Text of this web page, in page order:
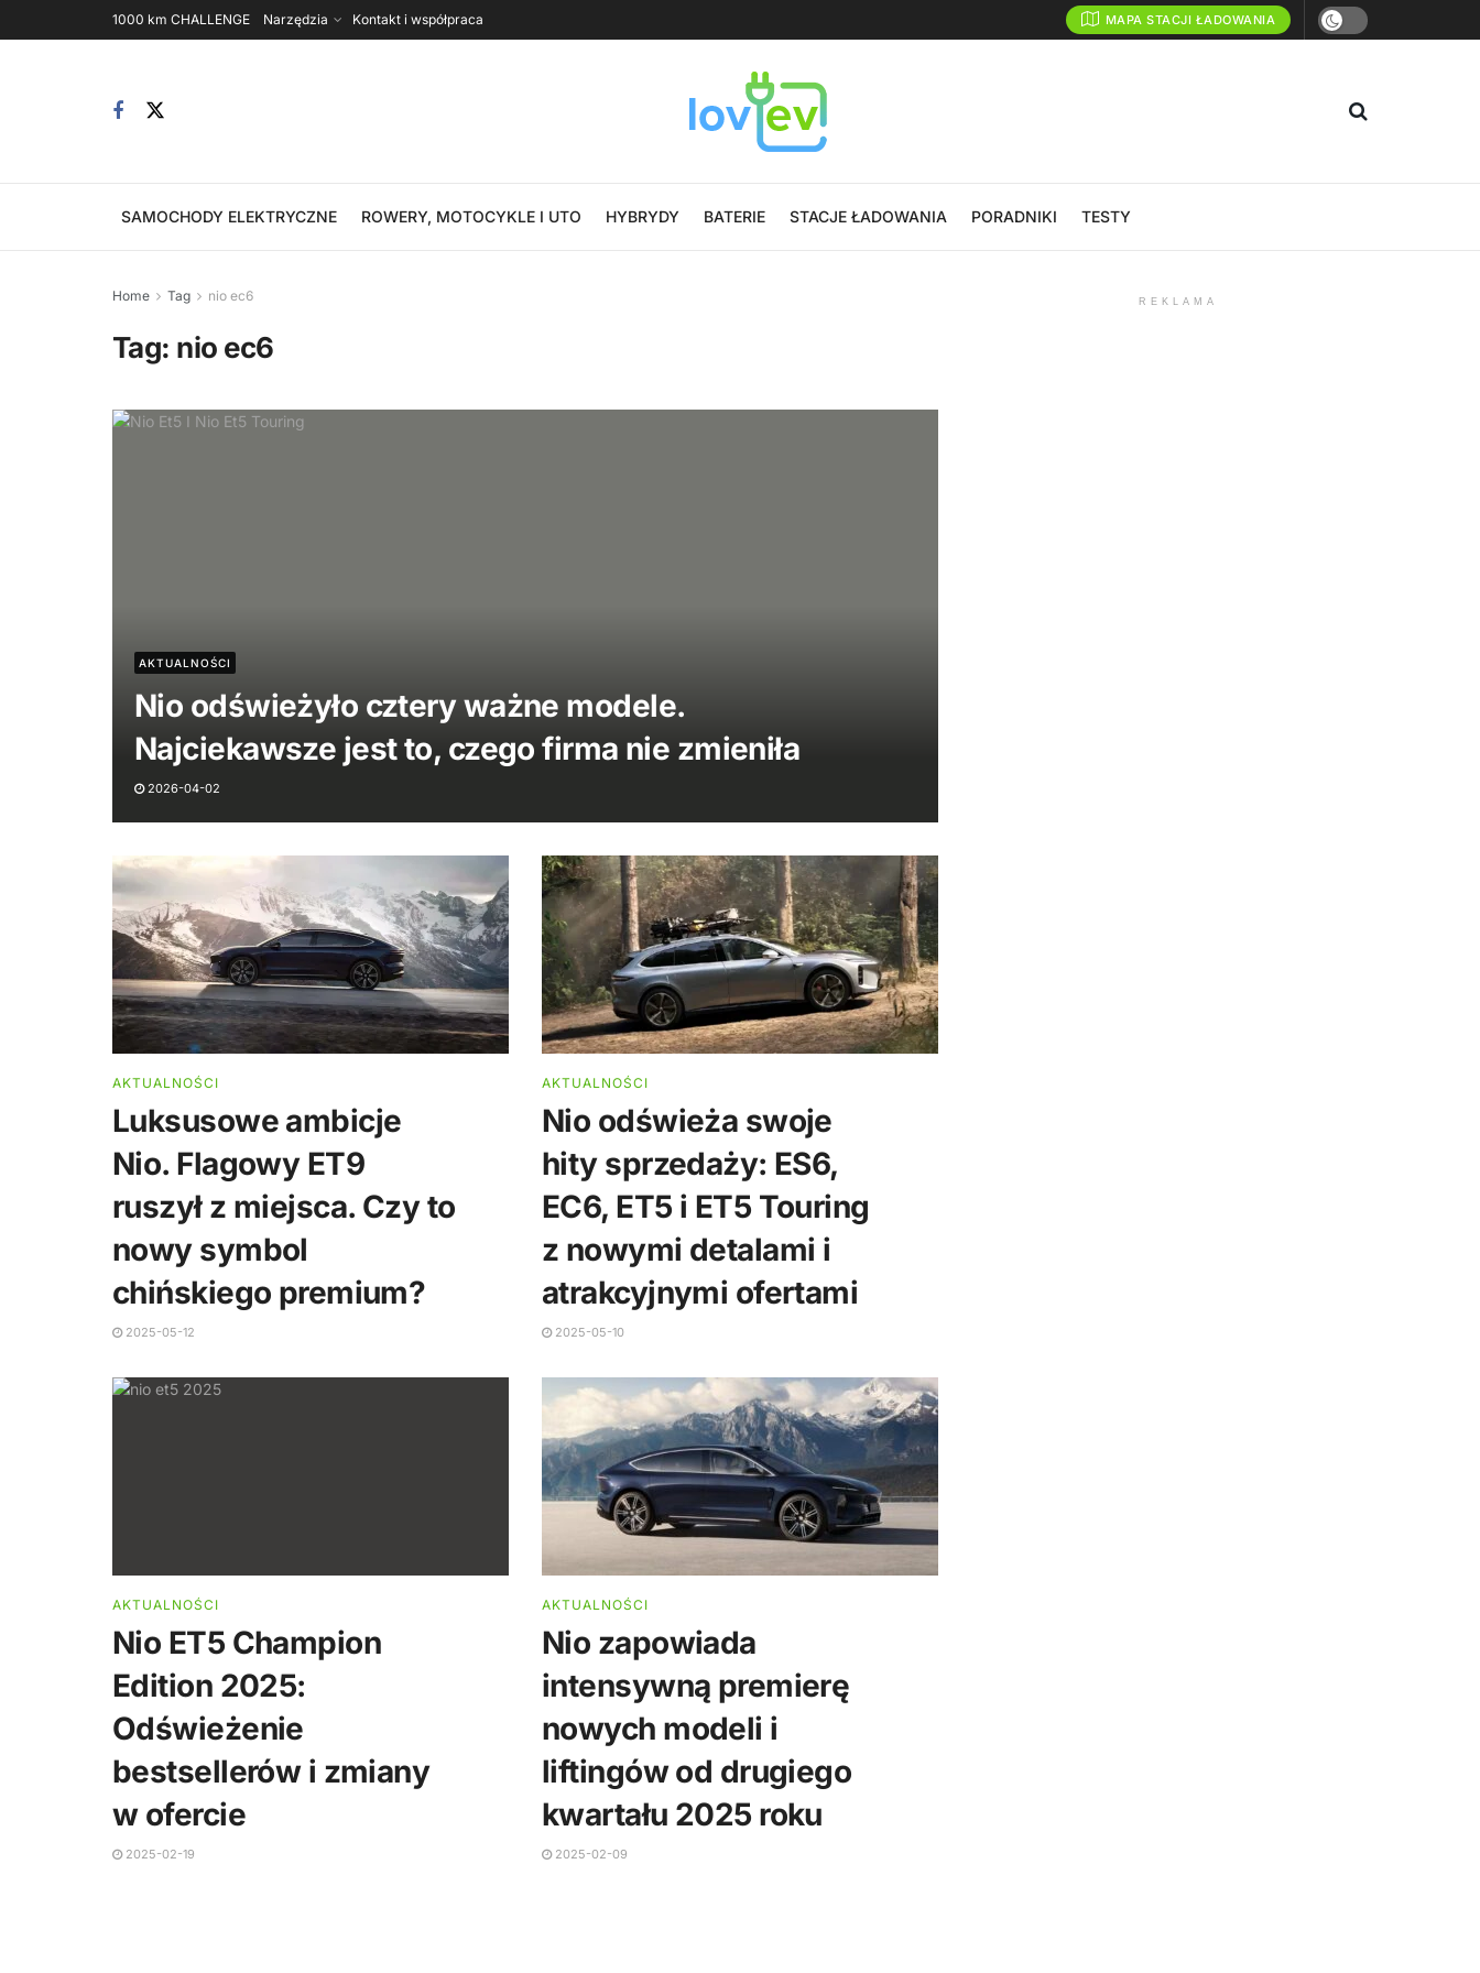
1000 km CHALLENGE Narzędzia Kontakt i współpraca MAPA STACJI ŁADOWANIA
SAMOCHODY ELEKTRYCZNE ROWERY, MOTOCYKLE I UTO HYBRYDY BATERIE STACJE ŁADOWANIA PORADNIKI TESTY
Home Tag nio ec6
Tag: nio ec6
AKTUALNOŚCI
Nio odświeżyło cztery ważne modele.
Najciekawsze jest to, czego firma nie zmieniła
2026-04-02
AKTUALNOŚCI
Luksusowe ambicje
Nio. Flagowy ET9
ruszył z miejsca. Czy to
nowy symbol
chińskiego premium?
2025-05-12
AKTUALNOŚCI
Nio odświeża swoje
hity sprzedaży: ES6,
EC6, ET5 i ET5 Touring
z nowymi detalami i
atrakcyjnymi ofertami
2025-05-10
AKTUALNOŚCI
Nio ET5 Champion
Edition 2025:
Odświeżenie
bestsellerów i zmiany
w ofercie
2025-02-19
AKTUALNOŚCI
Nio zapowiada
intensywną premierę
nowych modeli i
liftingów od drugiego
kwartału 2025 roku
2025-02-09
REKLAMA